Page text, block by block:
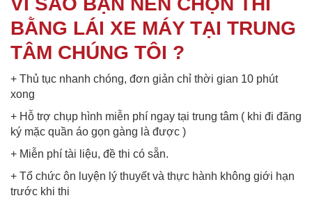
BẰNG LÁI XE MÁY TẠI TRUNG
TÂM CHÚNG TÔI ?
+ Thủ tục nhanh chóng, đơn giản chỉ thời gian 10 phút
xong
+ Hỗ trợ chụp hình miễn phí ngay tại trung tâm ( khi đi đăng
ký mặc quần áo gọn gàng là được )
+ Miễn phí tài liệu, đề thi có sẵn.
+ Tổ chức ôn luyện lý thuyết và thực hành không giới hạn
trước khi thi